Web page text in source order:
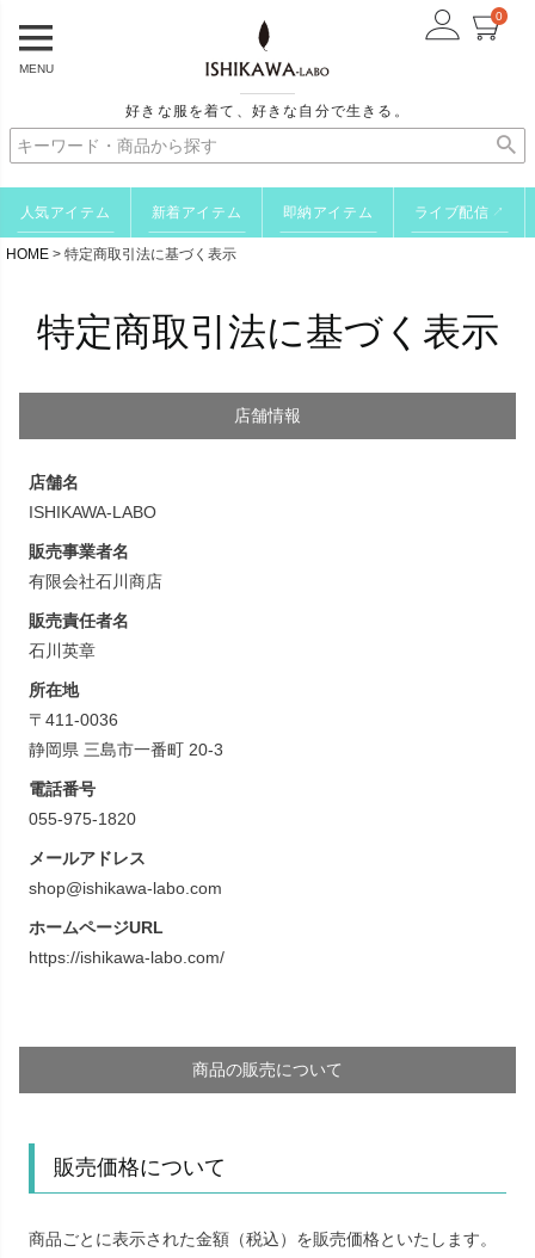
MENU
好きな服を着て、好きな自分で生きる。
0
人気アイテム 新着アイテム 即納アイテム ライブ配信 ↗
HOME 特定商取引法に基づく表示
特定商取引法に基づく表示
店舗情報
店舗名
ISHIKAWA-LABO
販売事業者名
有限会社石川商店
販売責任者名
石川英章
所在地
〒411-0036
静岡県 三島市一番町 20-3
電話番号
055-975-1820
メールアドレス
shop@ishikawa-labo.com
ホームページURL
https://ishikawa-labo.com/
商品の販売について
販売価格について
商品ごとに表示された金額（税込）を販売価格といたします。